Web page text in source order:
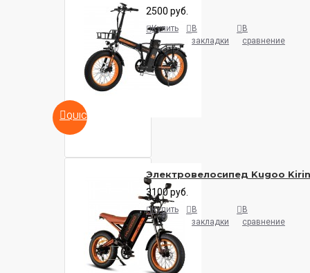
QUICKVIEW
2500 руб.
Купить
В
закладки
В
сравнение
Электровелосипед Kugoo
3100 руб.
Купить
В
закладки
В
сравнение